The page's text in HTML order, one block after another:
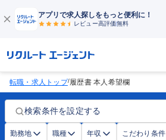
アプリで求人探しをもっと便利に！
レビュー高評価無料
転職・求人トップ/履歴書 本人希望欄
検索条件を設定する
勤務地 職種 年収 こだわり条件